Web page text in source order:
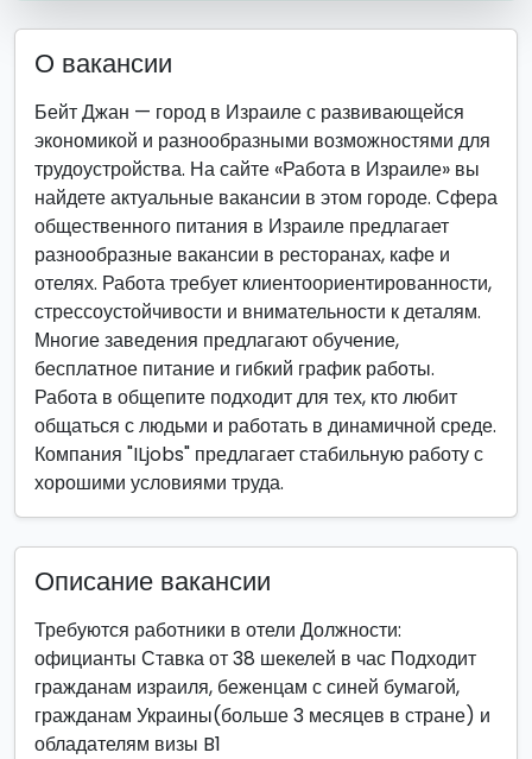
О вакансии
Бейт Джан — город в Израиле с развивающейся
экономикой и разнообразными возможностями для
трудоустройства. На сайте «Работа в Израиле» вы
найдете актуальные вакансии в этом городе. Сфера
общественного питания в Израиле предлагает
разнообразные вакансии в ресторанах, кафе и
отелях. Работа требует клиентоориентированности,
стрессоустойчивости и внимательности к деталям.
Многие заведения предлагают обучение,
бесплатное питание и гибкий график работы.
Работа в общепите подходит для тех, кто любит
общаться с людьми и работать в динамичной среде.
Компания "ILjobs" предлагает стабильную работу с
хорошими условиями труда.
Описание вакансии
Требуются работники в отели Должности:
официанты Ставка от 38 шекелей в час Подходит
гражданам израиля, беженцам с синей бумагой,
гражданам Украины(больше 3 месяцев в стране) и
обладателям визы B1